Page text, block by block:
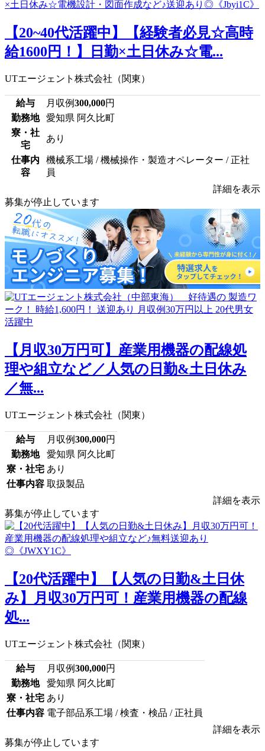
【20~40代活躍中】【経験者必見☆高時
給1600円！】日勤×土日休み☆電...
UTエージェント株式会社（関東）
給与 月収例300,000円
勤務地
愛知県 阿久比町
寮・社
宅
あり
仕事内
容
機械系工場 / 機械操作・製造オペレーター / 正社
員
詳細を表示
募集が停止しています
【月収30万円可】産業用機器の配線処
理や組立など／人気の日勤&土日休み
／無...
UTエージェント株式会社（関東）
給与 月収例300,000円
勤務地
愛知県 阿久比町
寮・社宅 あり
仕事内容 取扱製品
詳細を表示
募集が停止しています
【20代活躍中】【人気の日勤&土日休
み】月収30万円可！産業用機器の配線
処...
UTエージェント株式会社（関東）
給与 月収例300,000円
勤務地
愛知県 阿久比町
寮・社宅 あり
仕事内容 電子部品系工場 / 検査・検品 / 正社員
詳細を表示
募集が停止しています